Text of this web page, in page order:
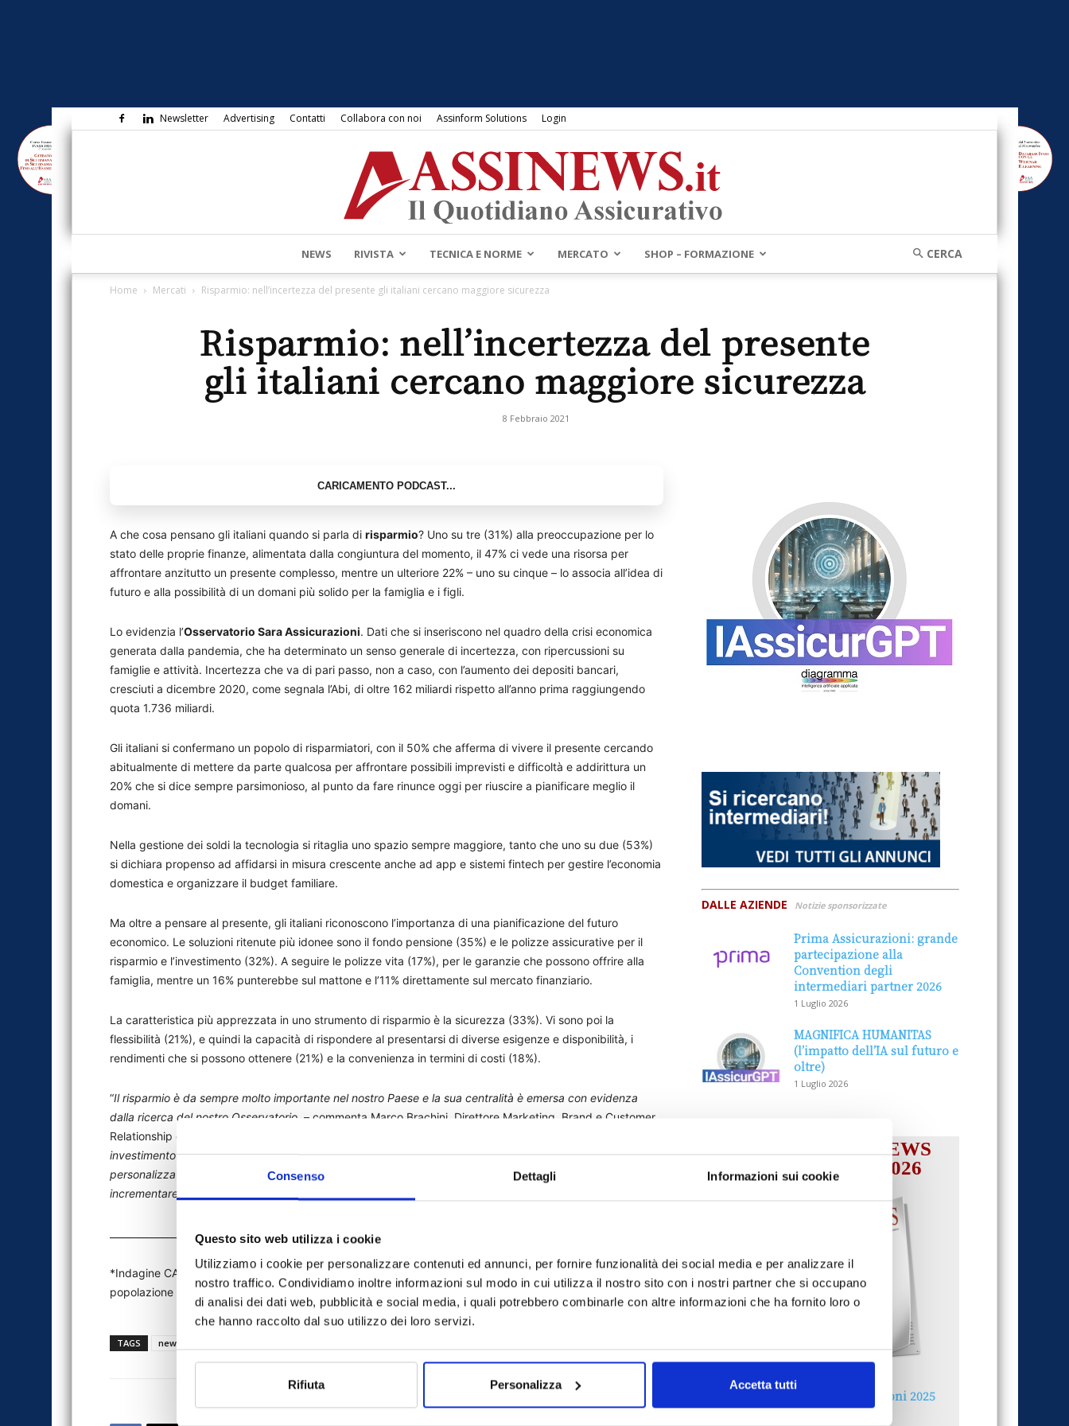
Consenso Dettagli Informazioni sui cookie
Questo sito web utilizza i cookie
Utilizziamo i cookie per personalizzare contenuti ed annunci, per fornire funzionalità dei social media e per analizzare il
nostro traffico. Condividiamo inoltre informazioni sul modo in cui utilizza il nostro sito con i nostri partner che si occupano
di analisi dei dati web, pubblicità e social media, i quali potrebbero combinarle con altre informazioni che ha fornito loro o
che hanno raccolto dal suo utilizzo dei loro servizi.
Rifiuta Personalizza Accetta tutti
Newsletter Advertising Contatti Collabora con noi Assinform Solutions Login
Assinews.it
NEWS RIVISTA TECNICA E NORME MERCATO SHOP – FORMAZIONE
Home Mercati Risparmio: nell’incertezza del presente gli italiani cercano maggiore sicurezza
Risparmio: nell’incertezza del presente
gli italiani cercano maggiore sicurezza
8 Febbraio 2021
A che cosa pensano gli italiani quando si parla di risparmio? Uno su tre (31%) alla preoccupazione per lo
stato delle proprie finanze, alimentata dalla congiuntura del momento, il 47% ci vede una risorsa per
affrontare anzitutto un presente complesso, mentre un ulteriore 22% – uno su cinque – lo associa all’idea di
futuro e alla possibilità di un domani più solido per la famiglia e i figli.
Lo evidenzia l’Osservatorio Sara Assicurazioni. Dati che si inseriscono nel quadro della crisi economica
generata dalla pandemia, che ha determinato un senso generale di incertezza, con ripercussioni su
famiglie e attività. Incertezza che va di pari passo, non a caso, con l’aumento dei depositi bancari,
cresciuti a dicembre 2020, come segnala l’Abi, di oltre 162 miliardi rispetto all’anno prima raggiungendo
quota 1.736 miliardi.
Gli italiani si confermano un popolo di risparmiatori, con il 50% che afferma di vivere il presente cercando
abitualmente di mettere da parte qualcosa per affrontare possibili imprevisti e difficoltà e addirittura un
20% che si dice sempre parsimonioso, al punto da fare rinunce oggi per riuscire a pianificare meglio il
domani.
Nella gestione dei soldi la tecnologia si ritaglia uno spazio sempre maggiore, tanto che uno su due (53%)
si dichiara propenso ad affidarsi in misura crescente anche ad app e sistemi fintech per gestire l’economia
domestica e organizzare il budget familiare.
Ma oltre a pensare al presente, gli italiani riconoscono l’importanza di una pianificazione del futuro
economico. Le soluzioni ritenute più idonee sono il fondo pensione (35%) e le polizze assicurative per il
risparmio e l’investimento (32%). A seguire le polizze vita (17%), per le garanzie che possono offrire alla
famiglia, mentre un 16% punterebbe sul mattone e l’11% direttamente sul mercato finanziario.
La caratteristica più apprezzata in uno strumento di risparmio è la sicurezza (33%). Vi sono poi la
flessibilità (21%), e quindi la capacità di rispondere al presentarsi di diverse esigenze e disponibilità, i
rendimenti che si possono ottenere (21%) e la convenienza in termini di costi (18%).
“Il risparmio è da sempre molto importante nel nostro Paese e la sua centralità è emersa con evidenza
dalla ricerca del nostro Osservatorio. – commenta Marco Brachini, Direttore Marketing, Brand e Customer
Relationship di Sara Assicurazioni –
investimento assicurativo sono una soluzione efficace in grado di offrire una risposta innovativa e
personalizzata, in funzione degli obiettivi di ognuno: tutelare il tenore di vita, integrare il reddito,
incrementare il livello della pensione futura e progettare fin da oggi piani futuri per sé e la famiglia
*Indagine CAWI condotta dall’istituto di ricerca Nextplora su di un campione rappresentativo della
popolazione italiana per quote d’età, genere ed area geografica.
TAGS news
DALLE AZIENDE Notizie sponsorizzate
Prima Assicurazioni: grande
partecipazione alla
Convention degli
intermediari partner 2026
1 Luglio 2026
MAGNIFICA HUMANITAS
(l’impatto dell’IA sul futuro e
oltre)
1 Luglio 2026
IL MENSILE ASSINEWS
LUGLIO-AGOSTO 2026
Reclami e sanzioni 2025